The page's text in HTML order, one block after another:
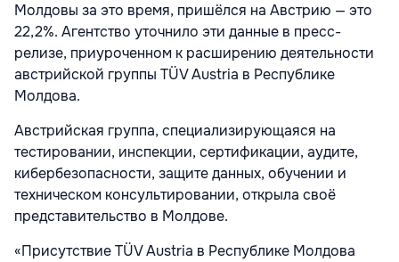
Молдовы за это время, пришёлся на Австрию — это
22,2%. Агентство уточнило эти данные в пресс-
релизе, приуроченном к расширению деятельности
австрийской группы TÜV Austria в Республике
Молдова.
Австрийская группа, специализирующаяся на
тестировании, инспекции, сертификации, аудите,
кибербезопасности, защите данных, обучении и
техническом консультировании, открыла своё
представительство в Молдове.
«Присутствие TÜV Austria в Республике Молдова